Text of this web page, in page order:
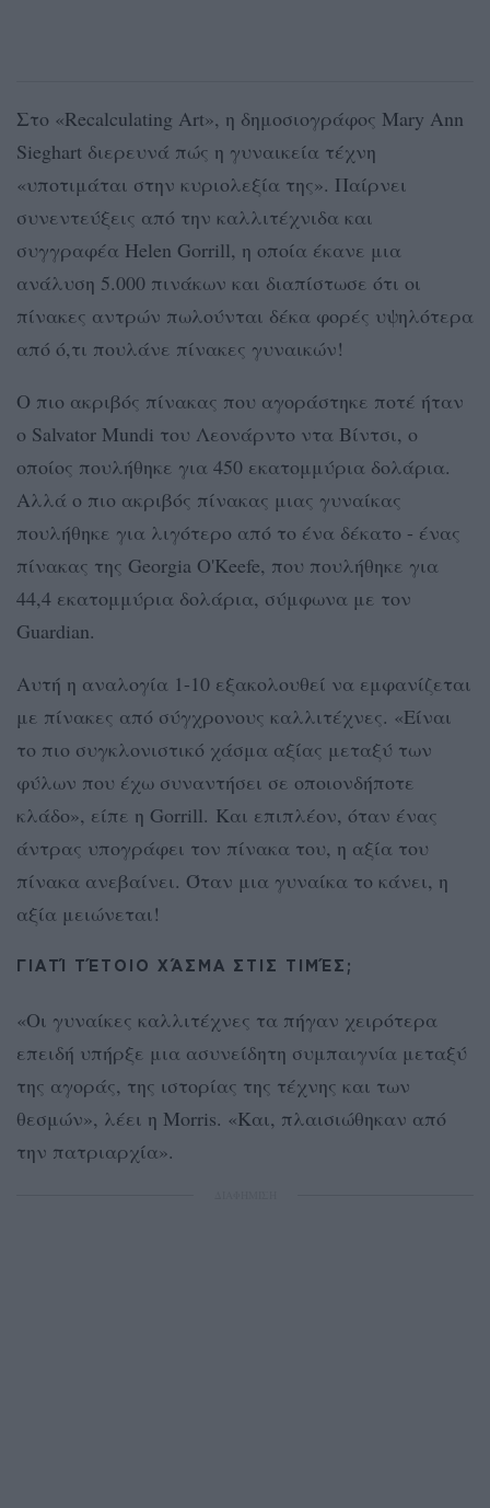
Στο «Recalculating Art», η δημοσιογράφος Mary Ann
Sieghart διερευνά πώς η γυναικεία τέχνη
«υποτιμάται στην κυριολεξία της». Παίρνει
συνεντεύξεις από την καλλιτέχνιδα και
συγγραφέα Helen Gorrill, η οποία έκανε μια
ανάλυση 5.000 πινάκων και διαπίστωσε ότι οι
πίνακες αντρών πωλούνται δέκα φορές υψηλότερα
από ό,τι πουλάνε πίνακες γυναικών!
Ο πιο ακριβός πίνακας που αγοράστηκε ποτέ ήταν
ο Salvator Mundi του Λεονάρντο ντα Βίντσι, ο
οποίος πουλήθηκε για 450 εκατομμύρια δολάρια.
Αλλά ο πιο ακριβός πίνακας μιας γυναίκας
πουλήθηκε για λιγότερο από το ένα δέκατο - ένας
πίνακας της Georgia O'Keefe, που πουλήθηκε για
44,4 εκατομμύρια δολάρια, σύμφωνα με τον
Guardian.
Αυτή η αναλογία 1-10 εξακολουθεί να εμφανίζεται
με πίνακες από σύγχρονους καλλιτέχνες. «Είναι
το πιο συγκλονιστικό χάσμα αξίας μεταξύ των
φύλων που έχω συναντήσει σε οποιονδήποτε
κλάδο», είπε η Gorrill. Και επιπλέον, όταν ένας
άντρας υπογράφει τον πίνακα του, η αξία του
πίνακα ανεβαίνει. Όταν μια γυναίκα το κάνει, η
αξία μειώνεται!
ΓΙΑΤΊ ΤΈΤΟΙΟ ΧΆΣΜΑ ΣΤΙΣ ΤΙΜΈΣ;
«Οι γυναίκες καλλιτέχνες τα πήγαν χειρότερα
επειδή υπήρξε μια ασυνείδητη συμπαιγνία μεταξύ
της αγοράς, της ιστορίας της τέχνης και των
θεσμών», λέει η Morris. «Και, πλαισιώθηκαν από
την πατριαρχία».